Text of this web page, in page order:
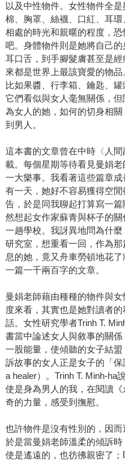
以及中性物件。女性物件全
棉、胸罩、絲襪、口紅、耳
相處的時光和親暱的程度，
吧。身體物件則是她將自己
耳口舌，到手腳髮膚甚至是
來都是世界上最該寶愛的物
比如果醬、行李箱、鑰匙、
它們看似與女人毫無關係，
為女人的她，如何的切身相
到男人。
這本書的文章曾在中時〈人
載。每個星期等待看見曼娟
一大樂事。我看著這些篇章
有一天，她好不容易獲得空
告，於是同我聊起打算寫一
然想起女作家蘇青與杯子的
一趟學校。我訝異地問為什
研究室，想重看一回，作為
息的她，竟又舟車勞頓地花
一篇一千兩百字的文章。
曼娟老師藉由種種的物件與
度來看，其實也是她對讀者
話。女性研究學者Trinh T.
書當中論述女人與敘事的關
一股能量，使傾聽的女子結
訴故事的女人正是女子的「
a healer）。Trinh T. Minh-ha
使是身為男人的我，在閱讀
奇的力量，感受到撫慰。
也許物件是沒有性別的，因而
於是當曼娟老師溫柔的傾訴
使是遙遠的，也彷彿親密了